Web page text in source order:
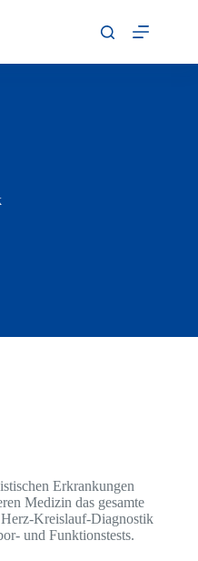
Erkrankungen
Medizin das gesamte
Kreislauf-Diagnostik
und Funktionstests.